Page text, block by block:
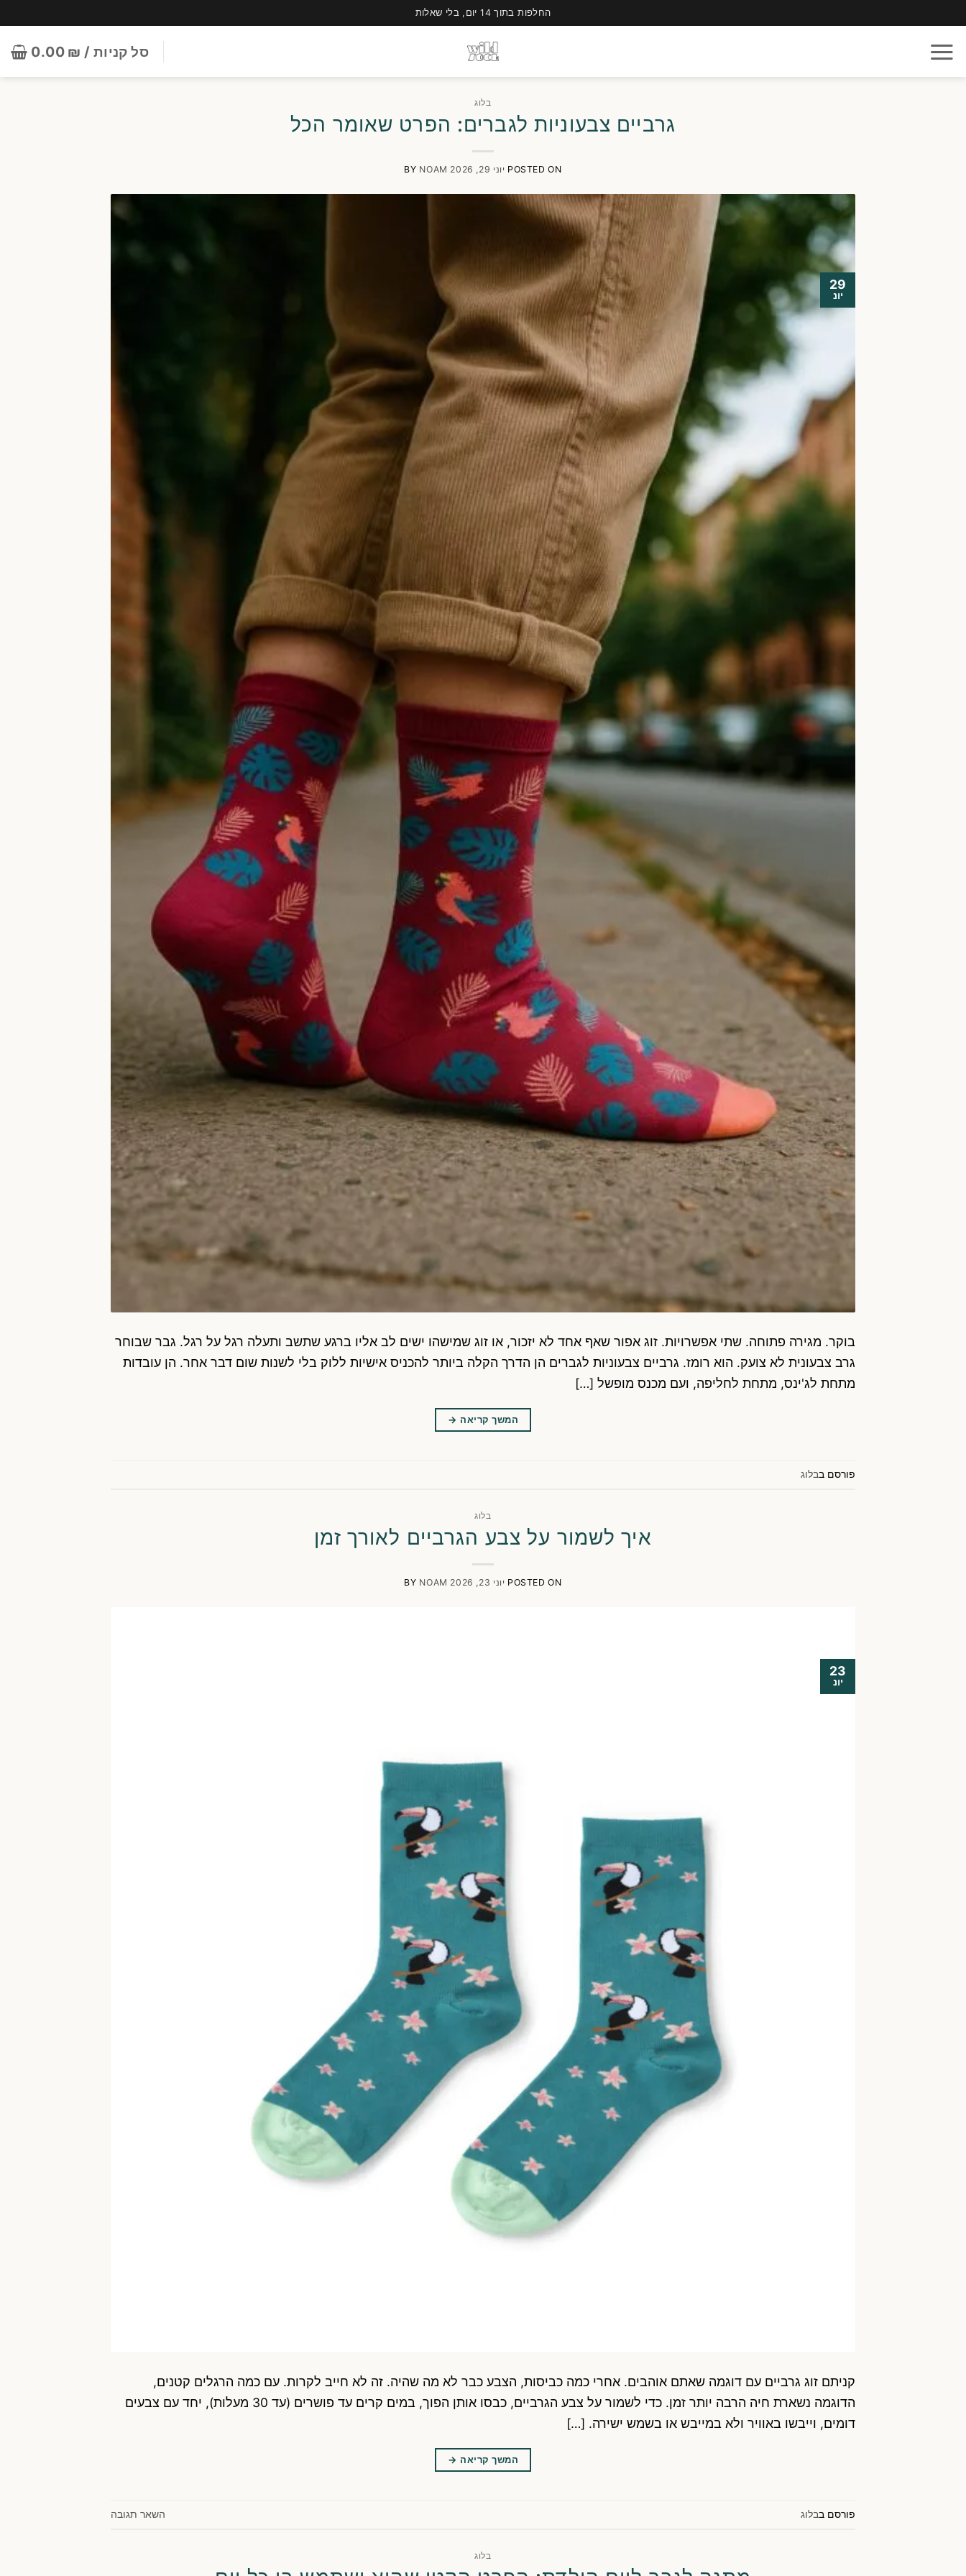
החלפות בתוך 14 יום, בלי שאלות
content
סל קניות / 0.00 ₪
בלוג
גרביים צבעוניות לגברים: הפרט שאומר הכל
POSTED ON יוני 29, 2026 BY NOAM
29
יונ
בוקר. מגירה פתוחה. שתי אפשרויות. זוג אפור שאף אחד לא יזכור, או זוג שמישהו ישים לב אליו ברגע שתשב ותעלה רגל על רגל. גבר שבוחר
גרב צבעונית לא צועק. הוא רומז. גרביים צבעוניות לגברים הן הדרך הקלה ביותר להכניס אישיות ללוק בלי לשנות שום דבר אחר. הן עובדות
מתחת לג'ינס, מתחת לחליפה, ועם מכנס מופשל […]
המשך קריאה →
פורסם בבלוג
בלוג
איך לשמור על צבע הגרביים לאורך זמן
POSTED ON יוני 23, 2026 BY NOAM
23
יונ
קניתם זוג גרביים עם דוגמה שאתם אוהבים. אחרי כמה כביסות, הצבע כבר לא מה שהיה. זה לא חייב לקרות. עם כמה הרגלים קטנים,
הדוגמה נשארת חיה הרבה יותר זמן. כדי לשמור על צבע הגרביים, כבסו אותן הפוך, במים קרים עד פושרים (עד 30 מעלות), יחד עם צבעים
דומים, וייבשו באוויר ולא במייבש או בשמש ישירה. […]
המשך קריאה →
פורסם בבלוג השאר תגובה
בלוג